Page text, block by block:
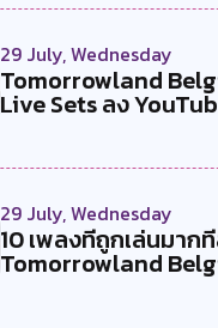
29 July, Wednesday
Tomorrowland
Live Sets ลง
29 July, Wednesday
10 เพลงที่ถูกเล่นมาก
Tomorrowland